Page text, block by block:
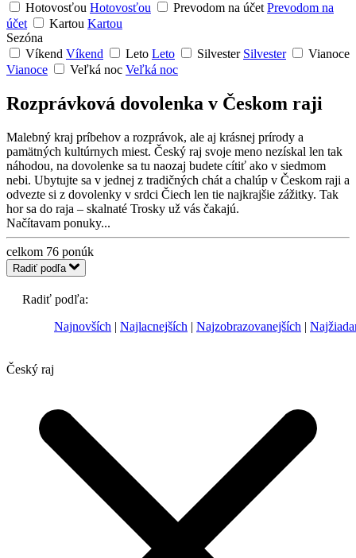
Hotovosťou Hotovosťou Prevodom na účet Prevodom na
účet
Kartou Kartou
Sezóna
Víkend Víkend Leto Leto Silvester Silvester
Vianoce
Vianoce
Veľká noc Veľká noc
Rozprávková dovolenka v Českom raji
Malebný kraj príbehov a rozprávok, ale aj krásnej prírody a
pamätných kultúrnych miest. Český raj svoje meno nezískal len tak
náhodou, na dovolenke sa tu naozaj budete cítiť ako v siedmom
nebi. Ubytujte sa v jednej z tradičných chát a chalúp v Českom raji a
odvezte si z dovolenky v srdci Čiech len tie najkrajšie zážitky. Tak
hor sa do raja – skalnaté Trosky už vás čakajú.
Načítavam ponuky...
celkom 76 ponúk
Radiť podľa
Radiť podľa:
Najnovších
Najlacnejších Najzobrazovanejších
Český raj